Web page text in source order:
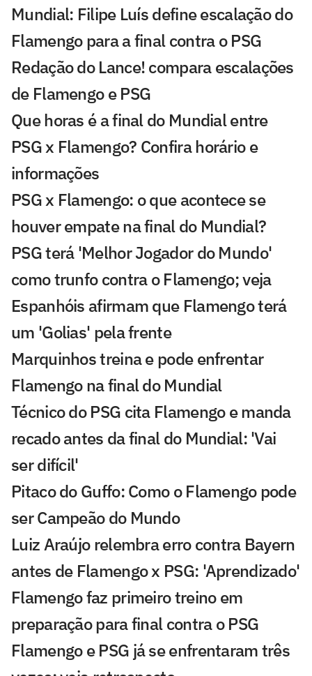
Mundial: Filipe Luís define escalação do
Flamengo para a final contra o PSG
Redação do Lance! compara escalações
de Flamengo e PSG
Que horas é a final do Mundial entre
PSG x Flamengo? Confira horário e
informações
PSG x Flamengo: o que acontece se
houver empate na final do Mundial?
PSG terá 'Melhor Jogador do Mundo'
como trunfo contra o Flamengo; veja
Espanhóis afirmam que Flamengo terá
um 'Golias' pela frente
Marquinhos treina e pode enfrentar
Flamengo na final do Mundial
Técnico do PSG cita Flamengo e manda
recado antes da final do Mundial: 'Vai
ser difícil'
Pitaco do Guffo: Como o Flamengo pode
ser Campeão do Mundo
Luiz Araújo relembra erro contra Bayern
antes de Flamengo x PSG: 'Aprendizado'
Flamengo faz primeiro treino em
preparação para final contra o PSG
Flamengo e PSG já se enfrentaram três